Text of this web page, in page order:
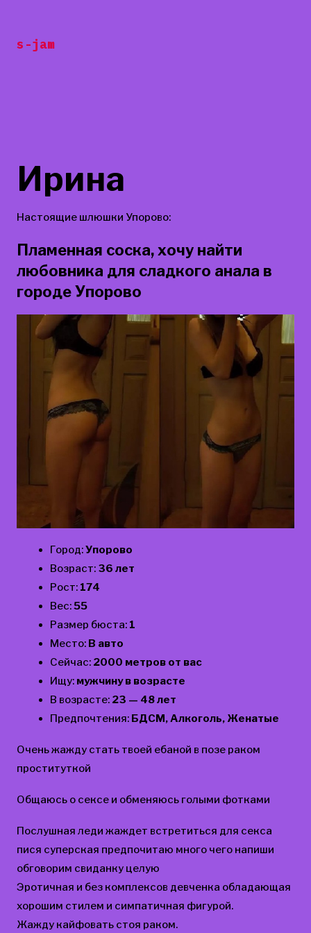
содержанию
s-jam
Ирина
Настоящие шлюшки Упорово:
Пламенная соска, хочу найти
любовника для сладкого анала в
городе Упорово
Город:Упорово
Возраст: 36 лет
Рост: 174
Вес:55
Размер бюста: 1
Место: В авто
Сейчас: 2000 метров от вас
Ищу: мужчину в возрасте
В возрасте: 23 — 48 лет
Предпочтения: БДСМ, Алкоголь, Женатые
Очень жажду стать твоей ебаной в позе раком
проституткой
Общаюсь о сексе и обменяюсь голыми фотками
Послушная леди жаждет встретиться для секса
пися суперская предпочитаю много чего напиши
обговорим свиданку целую
Эротичная и без комплексов девченка обладающая
хорошим стилем и симпатичная фигурой.
Жажду кайфовать стоя раком.